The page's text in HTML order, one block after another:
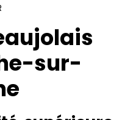
sur-